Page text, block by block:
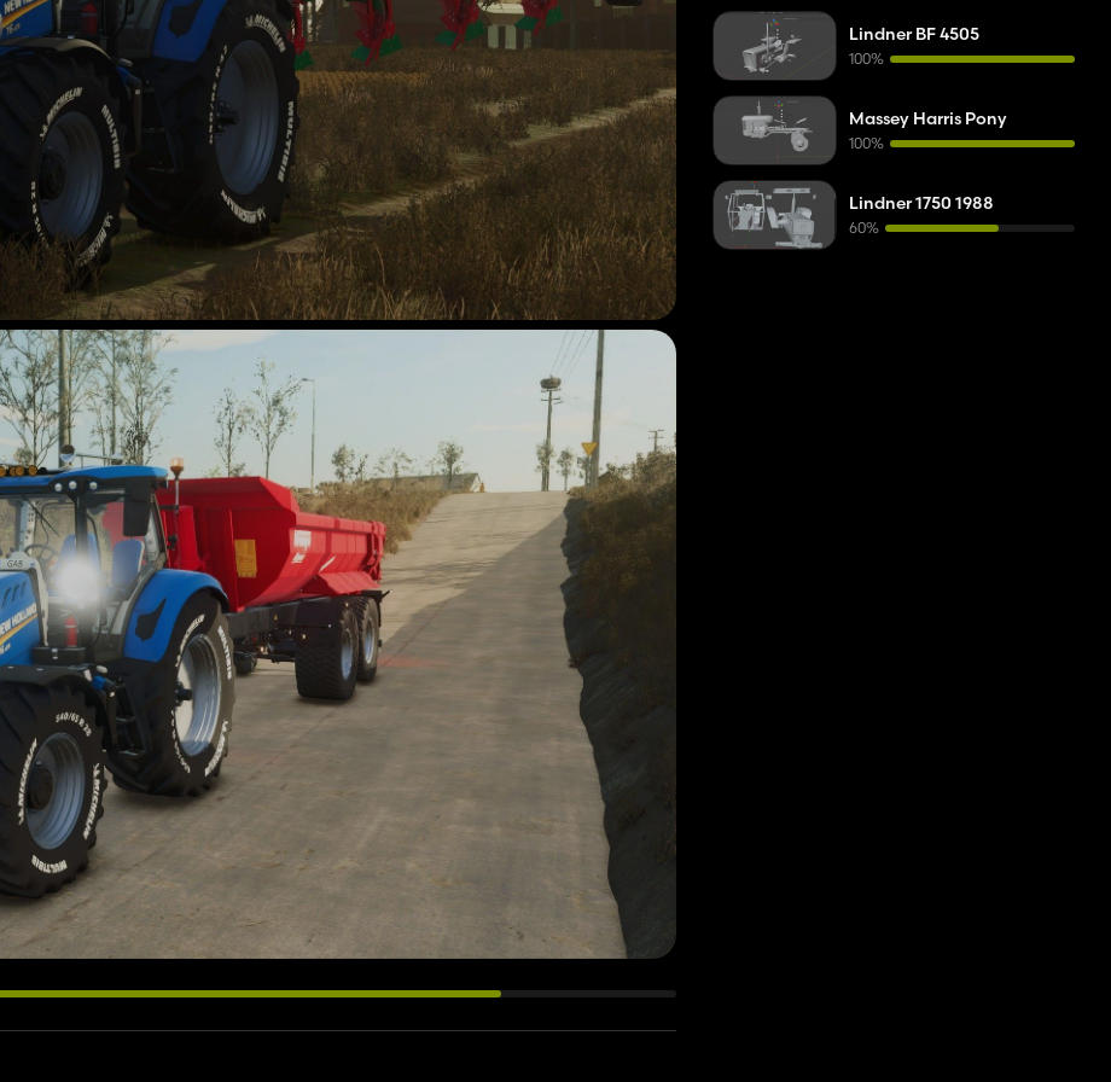
Lindner BF 4505
100%
Massey Harris Pony
100%
Lindner 1750 1988
60%